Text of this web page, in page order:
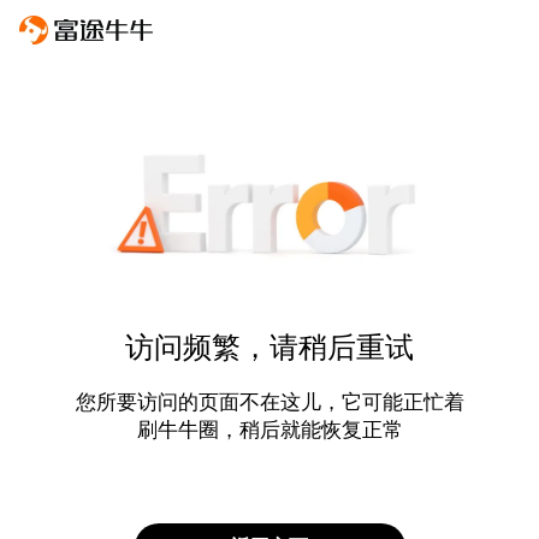
访问频繁，请稍后重试
您所要访问的页面不在这儿，它可能正忙着
刷牛牛圈，稍后就能恢复正常